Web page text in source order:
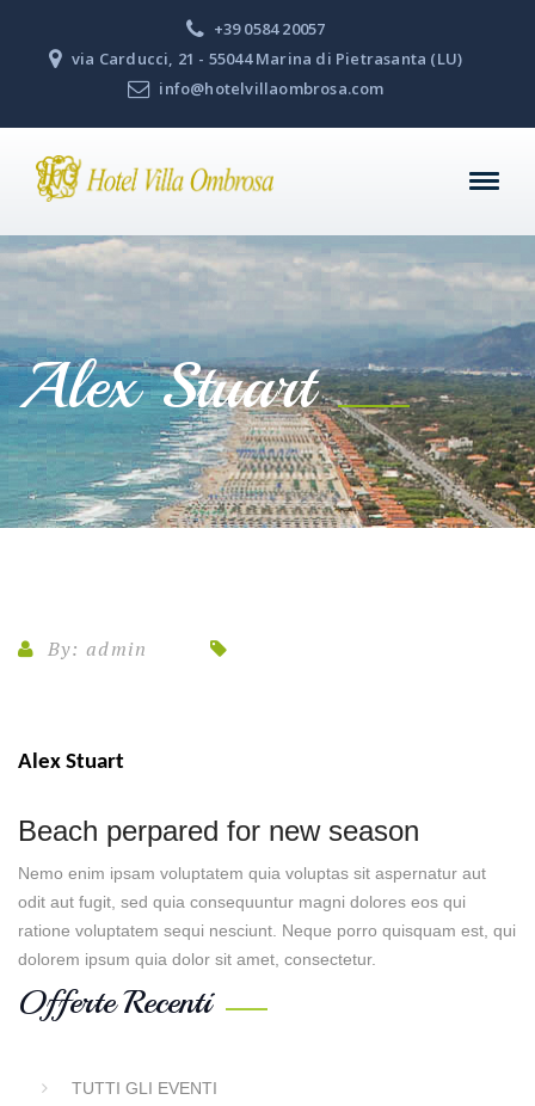
+39 0584 20057
via Carducci, 21 - 55044 Marina di Pietrasanta (LU)
info@hotelvillaombrosa.com
Alex Stuart
By: admin
Alex Stuart
Beach perpared for new season
Nemo enim ipsam voluptatem quia voluptas sit aspernatur aut
odit aut fugit, sed quia consequuntur magni dolores eos qui
ratione voluptatem sequi nesciunt. Neque porro quisquam est, qui
dolorem ipsum quia dolor sit amet, consectetur.
Offerte Recenti
TUTTI GLI EVENTI